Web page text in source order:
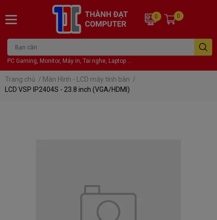
PC Gaming, Monitor, Máy in, Tai nghe, Laptop ...
0 0
Trang chủ / Màn Hình - LCD máy tính bàn /
LCD VSP IP2404S - 23.8 inch (VGA/HDMI)